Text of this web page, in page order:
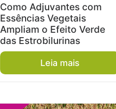
Como Adjuvantes com
Essências Vegetais
Ampliam o Efeito Verde
das Estrobilurinas
Leia mais